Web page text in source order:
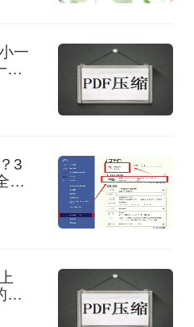
一
看
3
攻
有